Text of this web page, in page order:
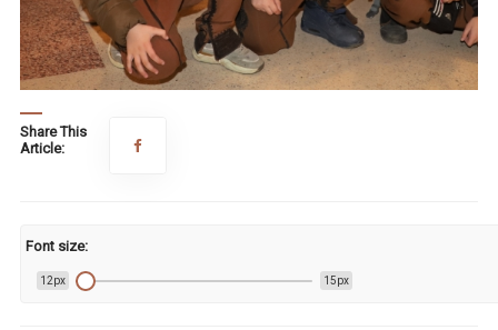
Share This
Article:
Font size:
12px 15px